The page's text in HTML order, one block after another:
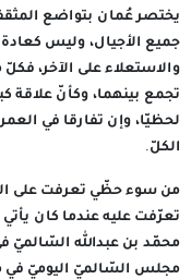
يختصر عُمان بتواضع
جميع الأجيال، وليس كعادة
والاستعلاء على الآخر،
تجمع بينهما، وكأنّ علاقة
لحظيّا، وإن تفارقا في
الكلّ.
من سوء حظّي تعرفت على
تعرّفت عليه عندما كان يأتي
محمّد بن عبدالله السّالميّ
مجلس السّالميّ اليوميّ في